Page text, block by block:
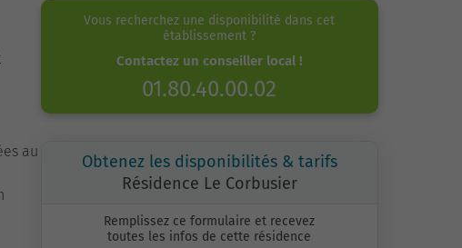
au
Vous recherchez une disponibilité dans cet
établissement ?
Contactez un conseiller local !
01.80.40.00.02
Obtenez les disponibilités & tarifs
Résidence Le Corbusier
Remplissez ce formulaire et recevez
toutes les infos de cette résidence